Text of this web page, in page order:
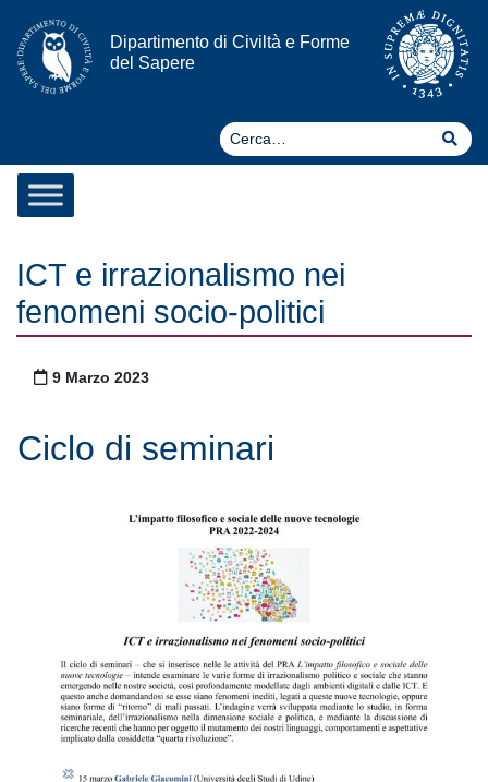
Vai al contenuto
Dipartimento di Civiltà e Forme
del Sapere
ICT e irrazionalismo nei
fenomeni socio-politici
Pubblicato il
9 Marzo 2023
Ciclo di seminari